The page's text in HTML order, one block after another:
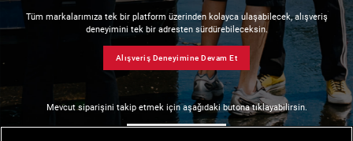
Tüm markalarımıza tek bir platform üzerinden kolayca ulaşabilecek, alışveriş
deneyimini tek bir adresten sürdürebileceksin.
Alışveriş Deneyimine Devam Et
Mevcut siparişini takip etmek için aşağıdaki butona tıklayabilirsin.